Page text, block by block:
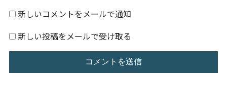
新しいコメントをメールで通知
新しい投稿をメールで受け取る